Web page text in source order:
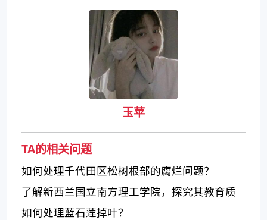
玉苹
TA的相关问题
如何处理千代田区松树根部的腐烂问题？
了解新西兰国立南方理工学院，探究其教育质
量和特点
如何处理蓝石莲掉叶？